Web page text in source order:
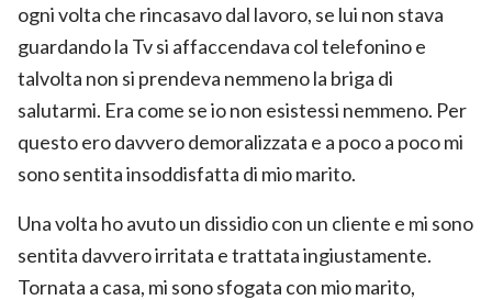
ogni volta che rincasavo dal lavoro, se lui non stava
guardando la Tv si affaccendava col telefonino e
talvolta non si prendeva nemmeno la briga di
salutarmi. Era come se io non esistessi nemmeno. Per
questo ero davvero demoralizzata e a poco a poco mi
sono sentita insoddisfatta di mio marito.
Una volta ho avuto un dissidio con un cliente e mi sono
sentita davvero irritata e trattata ingiustamente.
Tornata a casa, mi sono sfogata con mio marito,